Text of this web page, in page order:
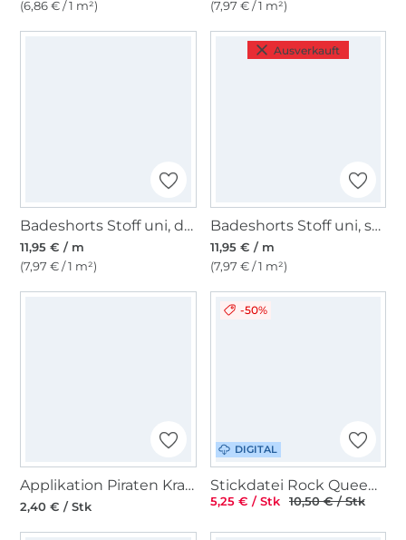
(6,86 € / 1 m²) (7,97 € / 1 m²)
Badeshorts Stoff uni, dunkelgrün
11,95 € / m
(7,97 € / 1 m²)
Ausverkauft
Badeshorts Stoff uni, schwarz
11,95 € / m
(7,97 € / 1 m²)
Applikation Piraten Krabbe
2,40 € / Stk
DIGITAL
-50%
Stickdatei Rock Queen Piraten Applikations-Set
5,25 € / Stk 10,50 € / Stk